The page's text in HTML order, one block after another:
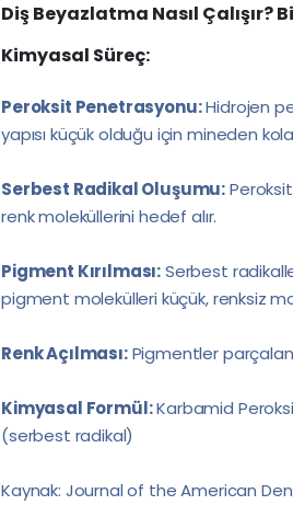
Diş Beyazlatma Nasıl Çalışır?
Kimyasal Süreç:
Peroksit Penetrasyonu:Hidrojen
yapısı küçük olduğu için mineden
Serbest Radikal Oluşumu:
renk moleküllerini hedef alır.
Pigment Kırılması:Serbest
pigment molekülleri küçük, renksiz
Renk Açılması:Pigmentler
Kimyasal Formül:Karbamid
(serbest radikal)
Kaynak: Journal of the American